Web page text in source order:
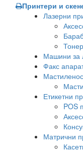
Принтери и
Лазерни
Машини за
Факс
Етикетни
POS
Матрични